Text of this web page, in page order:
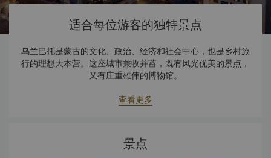
适合每位游客的独特景点
乌兰巴托是蒙古的文化、政治、经济和社会中心，也是乡村旅
行的理想大本营。这座城市兼收并蓄，既有风光优美的景点，
又有庄重雄伟的博物馆。
查看更多
景点